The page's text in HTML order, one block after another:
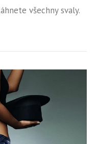
všechny svaly.